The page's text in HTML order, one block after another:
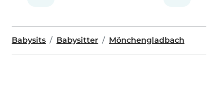
Babysits Babysitter Mönchengladbach